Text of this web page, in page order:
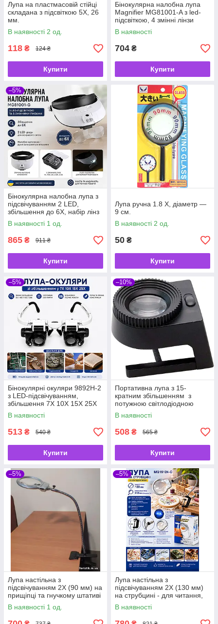
Лупа на пластмасовій стійці
складана з підсвіткою 5Х, 26
мм.
В наявності 2 од.
118 ₴ 124 ₴
Купити
Бінокулярна налобна лупа
Magnifier MG81001-A з led-
підсвіткою, 4 змінні лінзи
(x1,2; х1,8; x2,5; х3,5)
В наявності
704 ₴
Купити
–5%
Бінокулярна налобна лупа з
підсвічуванням 2 LED,
збільшення до 6X, набір лінз
1X/1,5X/2X/2,5X/3,5X
MG81001-G
В наявності 1 од.
865 ₴ 911 ₴
Купити
Лупа ручна 1.8 Х, діаметр —
9 см.
В наявності 2 од.
50 ₴
Купити
–5%
Бінокулярні окуляри 9892H-2
з LED-підсвічуванням,
збільшення 7X 10X 15X 25X
В наявності
513 ₴ 540 ₴
Купити
–10%
Портативна лупа з 15-
кратним збільшенням з
потужною світлодіодною
підсвіткою + лінійка
В наявності
508 ₴ 565 ₴
Купити
–5%
Лупа настільна з
підсвічуванням 2X (90 мм) на
прищіпці та гнучкому штативі
для читання, рукоділля та
ремонту MG15120-A
В наявності 1 од.
–5%
Лупа настільна з
підсвічуванням 2X (130 мм)
на струбцині - для читання,
рукоділля та ремонту
MG15124-C
В наявності